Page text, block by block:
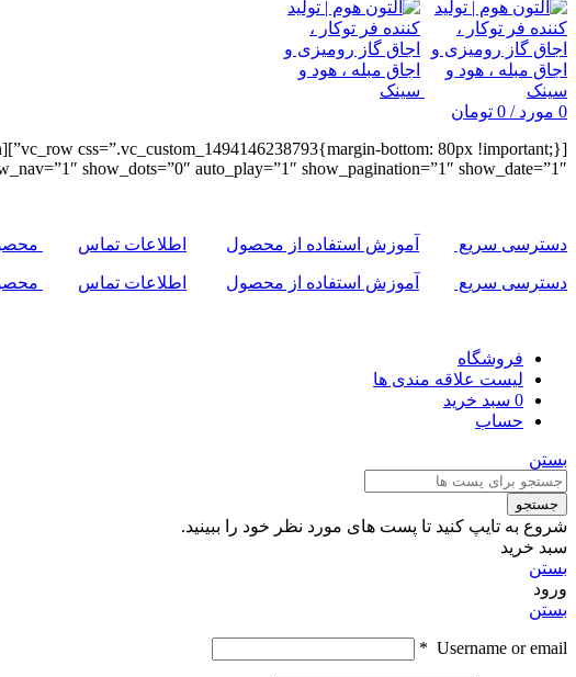
0 مورد/
0 تومان
auto_play=”1″ show_pagination=”1″ show_date=”1″][/vc_column][/vc_row]
دسترسی سریع آموزش استفاده از محصول اطلاعات تماس
دسترسی سریع آموزش استفاده از محصول اطلاعات تماس
فروشگاه
لیست علاقه مندی ها
0 سبد خرید
حساب
بستن
جستجو
شروع به تایپ کنید تا پست های مورد نظر خود را ببینید.
سبد خرید
بستن
ورود
بستن
Username or email
*